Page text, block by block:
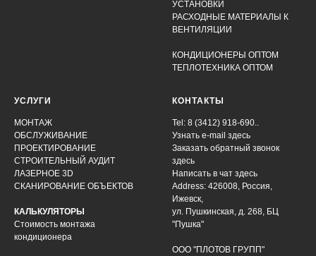
УСТАНОВКИ
РАСХОДНЫЕ МАТЕРИАЛЫ К
ВЕНТИЛЯЦИИ
КОНДИЦИОНЕРЫ ОПТОМ
ТЕПЛОТЕХНИКА ОПТОМ
УСЛУГИ
МОНТАЖ
ОБСЛУЖИВАНИЕ
ПРОЕКТИРОВАНИЕ
СТРОИТЕЛЬНЫЙ АУДИТ
ЛАЗЕРНОЕ 3D
СКАНИРОВАНИЕ ОБЪЕКТОВ
КАЛЬКУЛЯТОРЫ
Стоимость монтажа
кондиционера
КОНТАКТЫ
Tel: 8 (3412) 918-690..
Узнать e-mail здесь
Заказать обратный звонок
здесь
Написать в чат здесь
Address: 426008, Россия,
Ижевск,
ул. Пушкинская, д. 268, БЦ
"Пушка"
ООО "ПЛОТОВ ГРУПП"